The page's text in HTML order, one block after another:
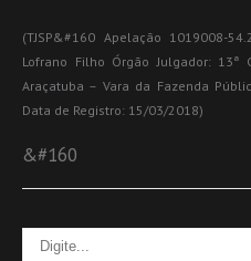
(TJSP&#160 Apelação 1019008-
Lofrano Filho Órgão Julgador:
Araçatuba – Vara da Fazenda
Data de Registro: 15/03/2018)
&#160